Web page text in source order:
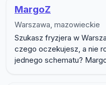
MargoZ
Warszawa, mazowieckie
Szukasz fryzjera w
czego oczekujesz, a nie
jednego schematu?